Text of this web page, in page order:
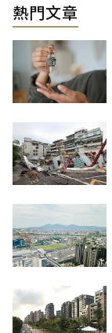
熱門文章